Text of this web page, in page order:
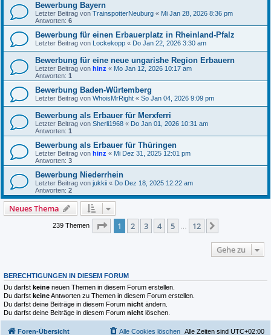
Bewerbung Bayern
Letzter Beitrag von TrainspotterNeuburg « Mi Jan 28, 2026 8:36 pm
Antworten: 6
Bewerbung für einen Erbauerplatz in Rheinland-Pfalz
Letzter Beitrag von Lockekopp « Do Jan 22, 2026 3:30 am
Bewerbung für eine neue ungarishe Region Erbauern
Letzter Beitrag von hinz « Mo Jan 12, 2026 10:17 am
Antworten: 1
Bewerbung Baden-Würtemberg
Letzter Beitrag von WhoisMrRight « So Jan 04, 2026 9:09 pm
Bewerbung als Erbauer für Merxferri
Letzter Beitrag von Sherli1968 « Do Jan 01, 2026 10:31 am
Antworten: 1
Bewerbung als Erbauer für Thüringen
Letzter Beitrag von hinz « Mi Dez 31, 2025 12:01 pm
Antworten: 3
Bewerbung Niederrhein
Letzter Beitrag von jukkii « Do Dez 18, 2025 12:22 am
Antworten: 2
Neues Thema
239 Themen Seite 1von 12
1 2 3 4 5 12
Gehe zu
BERECHTIGUNGEN IN DIESEM FORUM
Du darfst keine neuen Themen in diesem Forum erstellen.
Du darfst keineAntworten zu Themen in diesem Forum erstellen.
Du darfst deine Beiträge in diesem Forum nicht ändern.
Du darfst deine Beiträge in diesem Forum nicht löschen.
Foren-Übersicht Alle Zeiten sind UTC+02:00
Alle Cookies löschen